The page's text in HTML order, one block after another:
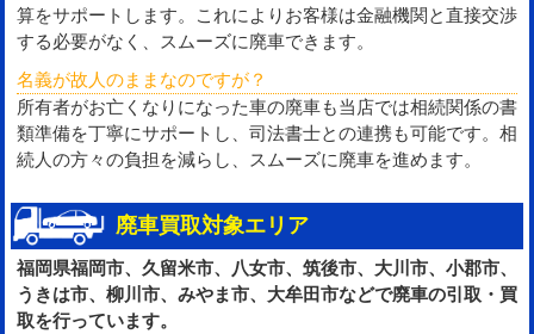
算をサポートします。これによりお客様は金融機関と直接交渉
する必要がなく、スムーズに廃車できます。
名義が故人のままなのですが？
所有者がお亡くなりになった車の廃車も当店では相続関係の書
類準備を丁寧にサポートし、司法書士との連携も可能です。相
続人の方々の負担を減らし、スムーズに廃車を進めます。
廃車買取対象エリア
福岡県福岡市、久留米市、八女市、筑後市、大川市、小郡市、
うきは市、柳川市、みやま市、大牟田市などで廃車の引取・買
取を行っています。